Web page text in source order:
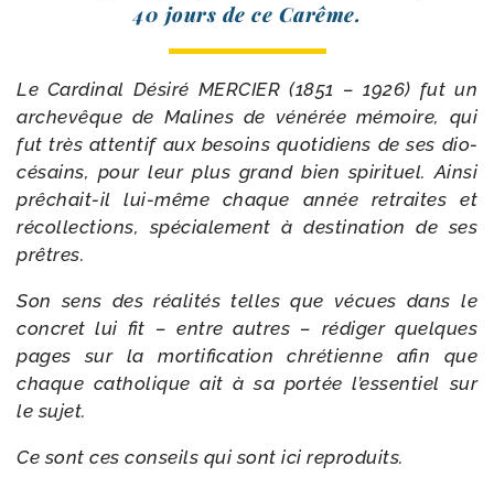
40 jours de ce Carême.
Le Cardinal Désiré MERCIER (1851 – 1926) fut un
arche­vêque de Malines de véné­rée mémoire, qui
fut très atten­tif aux besoins quo­ti­diens de ses dio­
cé­sains, pour leur plus grand bien spi­ri­tuel. Ainsi
prêchait-​il lui-​même chaque année retraites et
récol­lec­tions, spé­cia­le­ment à des­ti­na­tion de ses
prêtres.
Son sens des réa­li­tés telles que vécues dans le
concret lui fit – entre autres – rédi­ger quelques
pages sur la mor­ti­fi­ca­tion chré­tienne afin que
chaque catho­lique ait à sa por­tée l’es­sen­tiel sur
le sujet.
Ce sont ces conseils qui sont ici reproduits.